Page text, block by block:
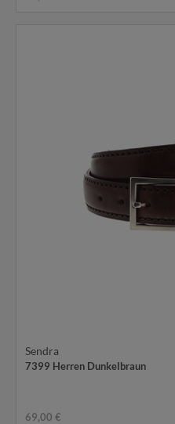
Sendra
7399 Herren Dunkelbraun
69,00 €